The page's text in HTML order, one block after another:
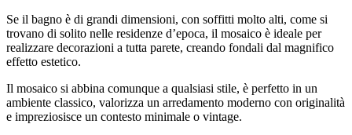
Se il bagno è di grandi dimensioni, con soffitti molto alti, come si
trovano di solito nelle residenze d’epoca, il mosaico è ideale per
realizzare decorazioni a tutta parete, creando fondali dal magnifico
effetto estetico.
Il mosaico si abbina comunque a qualsiasi stile, è perfetto in un
ambiente classico, valorizza un arredamento moderno con originalità
e impreziosisce un contesto minimale o vintage.